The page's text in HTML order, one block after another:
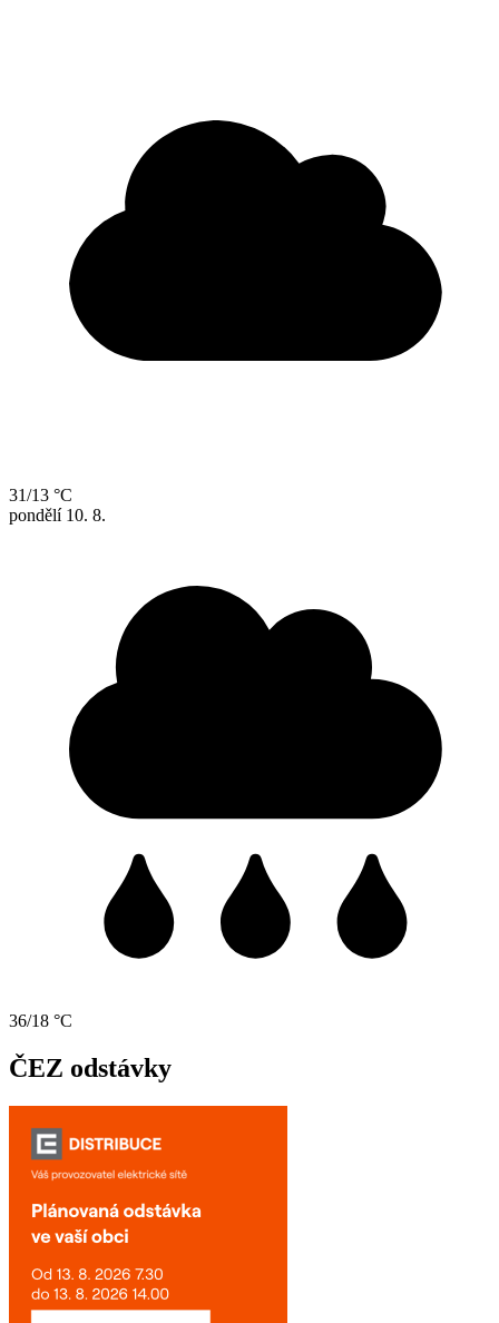
31/13 °C
pondělí 10. 8.
36/18 °C
ČEZ odstávky